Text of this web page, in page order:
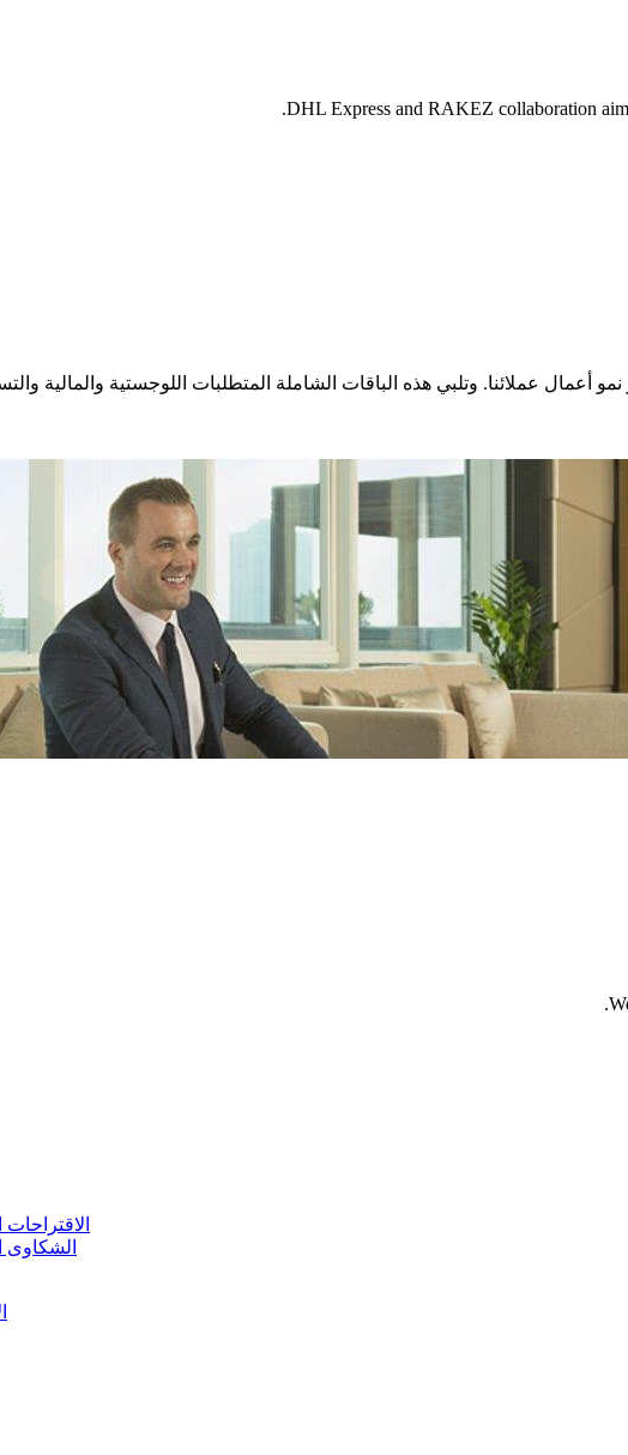
DHL Express and RAKEZ collaboration
عملائنا. وتلبي هذه الباقات الشاملة المتطلبات اللوجستية والمالية
الشكاوى